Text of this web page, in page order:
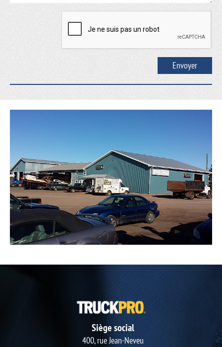
Siège social
400, rue Jean-Neveu